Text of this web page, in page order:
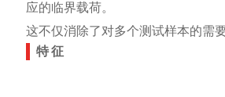
应的临界载荷。
这不仅消除了对多个测试样本的需
特征